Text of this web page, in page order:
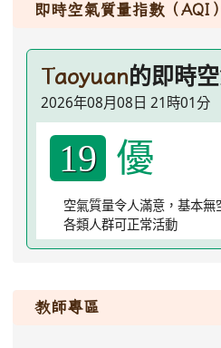
即時空氣質量指數（AQI）
Taoyuan的即時
2026年08月08日 21時01分
19 優
空氣質量令人滿意，基本無
各類人群可正常活動
教師專區